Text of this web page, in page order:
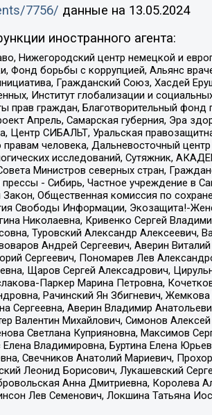
7756/ данные на 13.05.2024
иностранного агента:
Нижегородский центр немецкой и
Фонд борьбы с коррупцией, Альянс
Гражданский Союз, Хасдей
Институт глобализации и
прав граждан, Благотворительный
Апрель, Самарская губерния, Эра
Центр СИБАЛЬТ, Уральская
человека, Дальневосточный
исследований, Сутяжник,
Министров северных стран,
- Сибирь, Частное учреждение в
Общественная комиссия по
Свободы Информации, Экозащита!-
Николаевна, Кривенко Сергей
Туровский Александр Алексеевич,
Андрей Сергеевич, Аверин
Сергеевич, Пономарев Лев
Щаров Сергей Алексадрович,
Паркер Марина Петровна,
Рачинский Ян Збигневич,
Сергеевна, Аверин Владимир
Валентин Михайлович, Симонов
Светлана Куприяновна, Максимов
Владимировна, Буртина Елена
Свечников Анатолий Мариевич,
Леонид Борисович, Лукашевский
Анна Дмитриевна, Королева
Лев Семенович, Локшина Татьяна